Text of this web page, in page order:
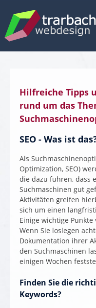
content
Hilfreiche Tipps
rund um das
SEO - Was ist
Als
Optimization, SEO)
die dazu führen, dass
Suchmaschinen gut
Aktivitäten greifen
sich um einen
Einige wichtige
Wenn Sie loslegen
Dokumentation ihrer
den Suchmaschinen
einigen Wochen
Finden Sie die
Keywords?